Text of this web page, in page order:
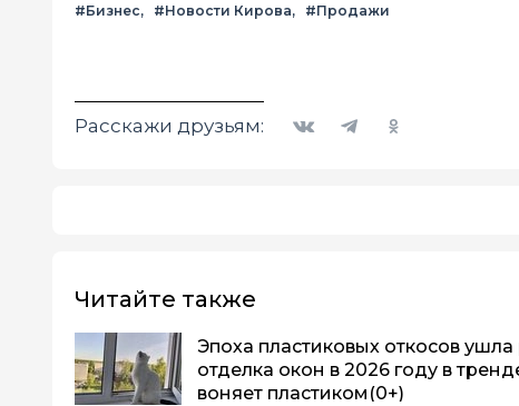
#Бизнес #Новости Кирова #Продажи
Расскажи друзьям:
Читайте также
Эпоха пластиковых откосов ушла
отделка окон в 2026 году в
воняет пластиком (0+)